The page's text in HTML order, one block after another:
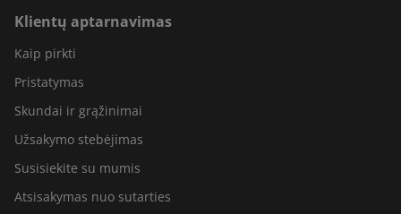
Klientų aptarnavimas
Kaip pirkti
Pristatymas
Skundai ir grąžinimai
Užsakymo stebėjimas
Susisiekite su mumis
Atsisakymas nuo sutarties